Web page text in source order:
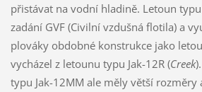
přistávat na vodní hladině. Letoun typu
zadání GVF (Civilní vzdušná flotila) a
plováky obdobné konstrukce jako
vycházel z letounu typu Jak-12R (Creek
typu Jak-12MM ale měly větší rozměry